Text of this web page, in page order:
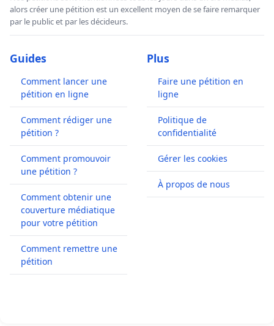
alors créer une pétition est un excellent moyen de se faire remarquer
par le public et par les décideurs.
Guides
Comment lancer une
pétition en ligne
Comment rédiger une
pétition ?
Comment promouvoir
une pétition ?
Comment obtenir une
couverture médiatique
pour votre pétition
Comment remettre une
pétition
Plus
Faire une pétition en
ligne
Politique de
confidentialité
Gérer les cookies
À propos de nous